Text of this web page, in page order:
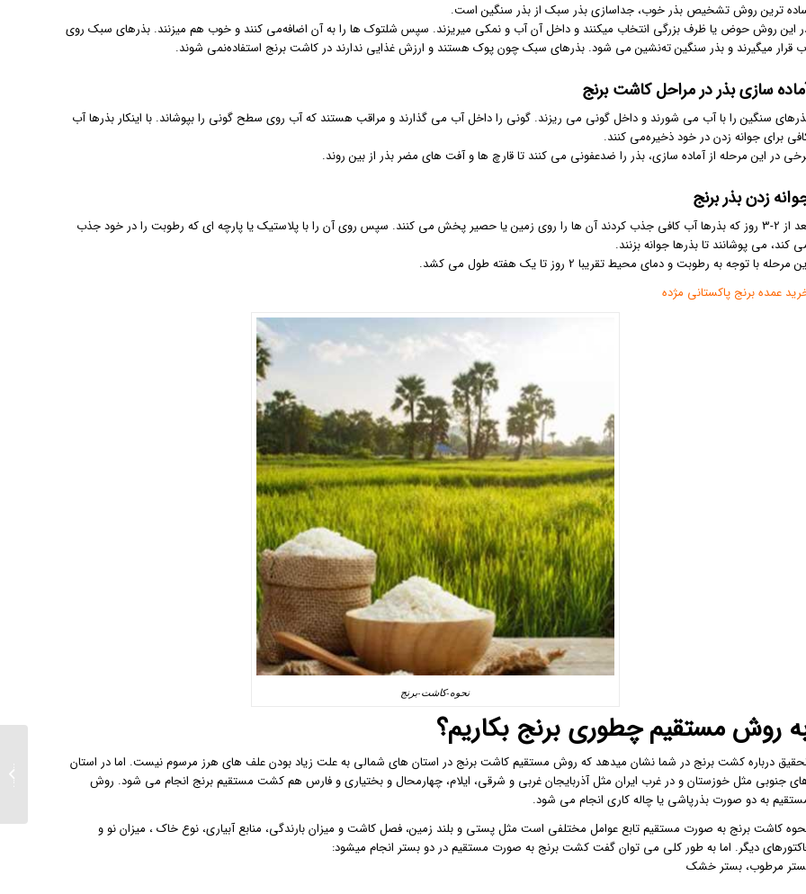
ترین روش تشخیص بذر خوب، جداسازی بذر سبک از بذر سنگین است.
این روش حوض یا ظرف بزرگی انتخاب میکنند و داخل آن آب و نمکی میریزند. سپس شلتوک ها را به آن اضافه‌می کنند و خوب هم میزنند. بذرهای سبک روی
قرار میگیرند و بذر سنگین ته‌نشین می شود. بذرهای سبک چون پوک هستند و ارزش غذایی ندارند در کاشت برنج استفاده‌نمی شوند.
سازی بذر در مراحل کاشت برنج
سنگین را با آب می شورند و داخل گونی می ریزند. گونی را داخل آب می گذارند و مراقب هستند که آب روی سطح گونی را بپوشاند. با اینکار بذرها آب
برای جوانه زدن در خود ذخیره‌می کنند.
در این مرحله از آماده سازی، بذر را ضدعفونی می کنند تا قارچ ها و آفت های مضر بذر از بین روند.
زدن بذر برنج
بعد از 2-3 روز که بذرها آب کافی جذب کردند آن ها را روی زمین یا حصیر پخش می کنند. سپس روی آن را با پلاستیک یا پارچه ای که رطوبت را در خود جذب
کند، می پوشانند تا بذرها جوانه بزنند.
مرحله با توجه به رطوبت و دمای محیط تقریبا 2 روز تا یک هفته طول می کشد.
عمده برنج پاکستانی مژده
نحوه-کاشت-برنج
روش مستقیم چطوری برنج بکاریم؟
درباره کشت برنج در شما نشان میدهد که روش مستقیم کاشت برنج در استان های شمالی به علت زیاد بودن علف های هرز مرسوم نیست. اما در استان
جنوبی مثل خوزستان و در غرب ایران مثل آذربایجان غربی و شرقی، ایلام، چهارمحال و بختیاری و فارس هم کشت مستقیم برنج انجام می شود. روش
به دو صورت بذرپاشی یا چاله کاری انجام می شود.
کاشت برنج به صورت مستقیم تابع عوامل مختلفی است مثل پستی و بلند زمین، فصل کاشت و میزان بارندگی، منابع آبیاری، نوع خاک ، میزان نو و
دیگر. اما به طور کلی می توان گفت کشت برنج به صورت مستقیم در دو بستر انجام میشود:
مرطوب، بستر خشک
6